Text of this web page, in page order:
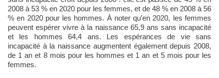
2008 à 53 % en 2020 pour les femmes, et de 48 % en 2008 à 56
% en 2020 pour les hommes. À noter qu’en 2020, les femmes
peuvent espérer vivre à la naissance 65,9 ans sans incapacité
et les hommes 64,4 ans. Les espérances de vie sans
incapacité à la naissance augmentent également depuis 2008,
de 1 an et 8 mois pour les hommes et 1 an et 5 mois pour les
femmes.